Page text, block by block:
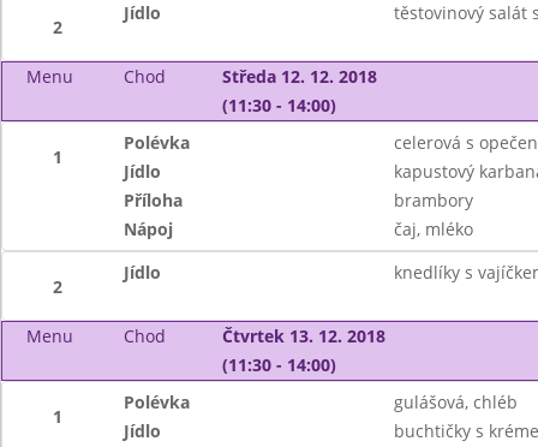
2
Jídlo těstovinový salát
Menu Chod
Středa 12. 12. 2018
(11:30 - 14:00)
1
Polévka
celerová s
Jídlo
kapustový
Příloha
brambory
Nápoj
čaj, mléko
2
Jídlo knedlíky s
Menu Chod
Čtvrtek 13. 12. 2018
(11:30 - 14:00)
1
Polévka
gulášová, chléb
Jídlo
buchtičky s